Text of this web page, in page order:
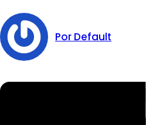
Por Default